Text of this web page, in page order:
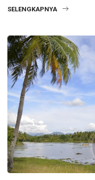
SELENGKAPNYA